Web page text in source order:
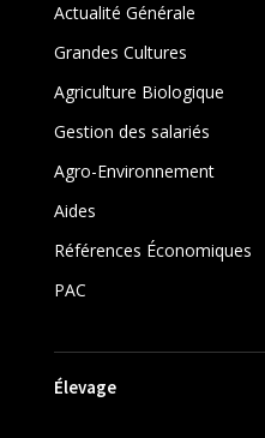
Actualité Générale
Grandes Cultures
Agriculture Biologique
Gestion des salariés
Agro-Environnement
Aides
Références Économiques
PAC
Élevage